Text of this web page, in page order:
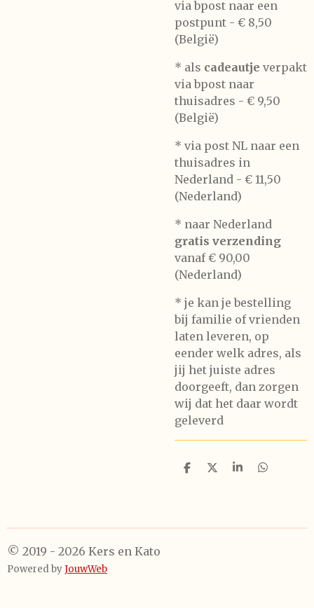
via bpost naar een
postpunt - € 8,50
(België)
* als cadeautje verpakt
via bpost naar
thuisadres - € 9,50
(België)
* via post NL naar een
thuisadres in
Nederland - € 11,50
(Nederland)
* naar Nederland
gratis verzending
vanaf € 90,00
(Nederland)
* je kan je bestelling
bij familie of vrienden
laten leveren, op
eender welk adres, als
jij het juiste adres
doorgeeft, dan zorgen
wij dat het daar wordt
geleverd
D
D
S
D
© 2019 - 2026 Kers en Kato
Powered byJouwWeb